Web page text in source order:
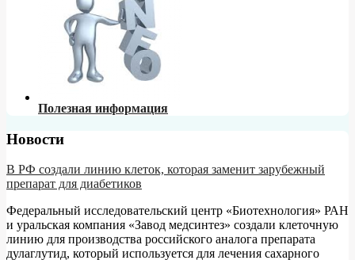
Полезная информация
Новости
В РФ создали линию клеток, которая заменит зарубежный
препарат для диабетиков
Федеральный исследовательский центр «Биотехнология» РАН
и уральская компания «Завод медсинтез» создали клеточную
линию для производства российского аналога препарата
дулаглутид, который используется для лечения сахарного